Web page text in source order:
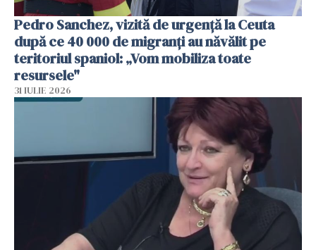
Pedro Sanchez, vizită de urgență la Ceuta
după ce 40 000 de migranți au năvălit pe
teritoriul spaniol: „Vom mobiliza toate
resursele"
31 IULIE 2026